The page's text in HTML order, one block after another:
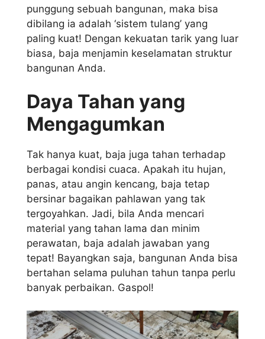
punggung sebuah bangunan, maka bisa
dibilang ia adalah ‘sistem tulang’ yang
paling kuat! Dengan kekuatan tarik yang luar
biasa, baja menjamin keselamatan struktur
bangunan Anda.
Daya Tahan yang
Mengagumkan
Tak hanya kuat, baja juga tahan terhadap
berbagai kondisi cuaca. Apakah itu hujan,
panas, atau angin kencang, baja tetap
bersinar bagaikan pahlawan yang tak
tergoyahkan. Jadi, bila Anda mencari
material yang tahan lama dan minim
perawatan, baja adalah jawaban yang
tepat! Bayangkan saja, bangunan Anda bisa
bertahan selama puluhan tahun tanpa perlu
banyak perbaikan. Gaspol!